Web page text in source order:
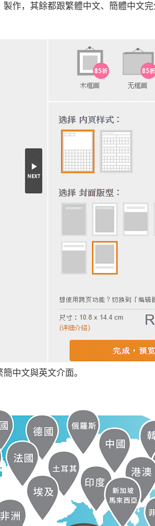
作，其餘都跟繁體中文、簡體中文
中文與英文介面。